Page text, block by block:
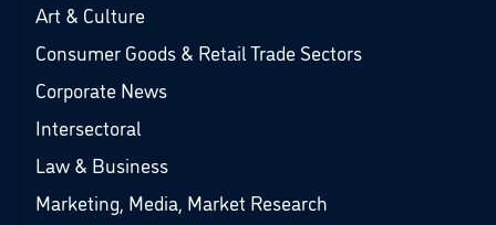
Art & Culture
Consumer Goods & Retail Trade Sectors
Corporate News
Intersectoral
Law & Business
Marketing, Media, Market Research